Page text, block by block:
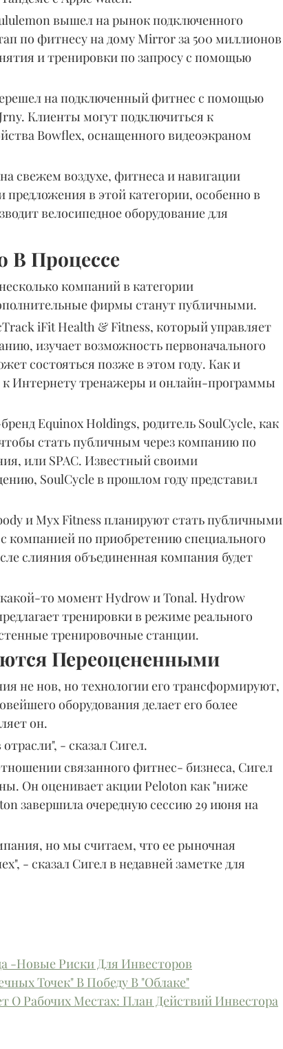
вышел на рынок подключенного
по фитнесу на дому Mirror за 500 миллионов
и тренировки по запросу с помощью
на подключенный фитнес с помощью
Клиенты могут подключиться к
Bowflex, оснащенного видеоэкраном
свежем воздухе, фитнеса и навигации
в этой категории, особенно в
велосипедное оборудование для
В Процессе
компаний в категории
фирмы станут публичными.
iFit Health & Fitness, который управляет
изучает возможность первоначального
состояться позже в этом году. Как и
к Интернету тренажеры и онлайн-программы
Equinox Holdings, родитель SoulCycle, как
стать публичным через компанию по
или SPAC. Известный своими
SoulCycle в прошлом году представил
и Myx Fitness планируют стать публичными
компанией по приобретению специального
слияния объединенная компания будет
то момент Hydrow и Tonal. Hydrow
тренировки в режиме реального
тренировочные станции.
Переоцененными
не нов, но технологии его трансформируют,
оборудования делает его более
он.
- сказал Сигел.
связанного фитнес- бизнеса, Сигел
Он оценивает акции Peloton как "ниже
завершила очередную сессию 29 июня на
но мы считаем, что ее рыночная
- сказал Сигел в недавней заметке для
-Новые Риски Для Инвесторов
Точек" В Победу В "Облаке"
О Рабочих Местах: План Действий Инвестора